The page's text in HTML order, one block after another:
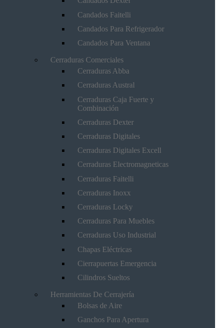
Candados Faitelli
Candados Para Refrigerador
Candados Para Ventana
Cerraduras Comerciales
Cerraduras Abba
Cerraduras Austral
Cerraduras Caja Fuerte y
Combinación
Cerraduras Dexter
Cerraduras Digitales
Cerraduras Digitales Excell
Cerraduras Electromagneticas
Cerraduras Faitelli
Cerraduras Inoxx
Cerraduras Locky
Cerraduras Para Muebles
Cerraduras Uso Industrial
Chapas Eléctricas
Cierrapuertas Emergencia
Cilindros Sueltos
Herramientas De Cerrajería
Bolsas de Aire
Ganchos Para Apertura